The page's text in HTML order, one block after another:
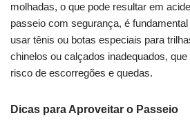
molhadas, o que pode resultar em
passeio com segurança, é
usar tênis ou botas especiais para
chinelos ou calçados inadequados,
risco de escorregões e quedas.
Dicas para Aproveitar o Passeio